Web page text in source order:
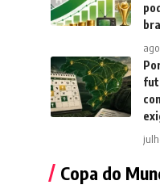
Copa do